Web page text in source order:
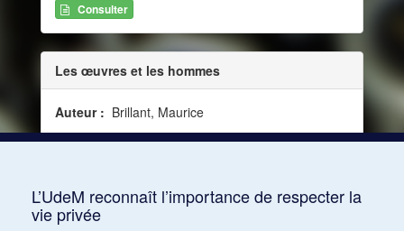
Consulter
Les œuvres et les hommes
Auteur : Brillant, Maurice
Date :1929-06-25
L’UdeM reconnaît l’importance de respecter la
vie privée